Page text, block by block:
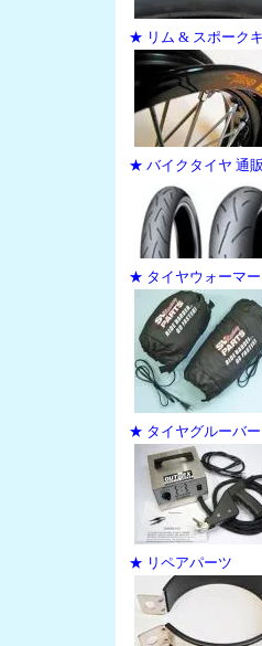
★ リム & スポーク
★ バイクタイヤ 通販
★ タイヤウォーマー
★ タイヤグルーバー
★ リペアパーツ